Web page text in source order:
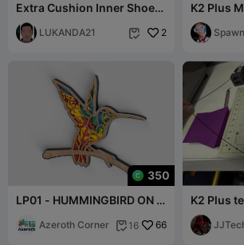
Extra Cushion Inner Shoe
Sole DESIGN
LUKANDA21  2
K2 Plus
Layer
Exclusive
350
LP01 - HUMMINGBIRD ON A
Azeroth Corner  16 66
K2 Plus
print